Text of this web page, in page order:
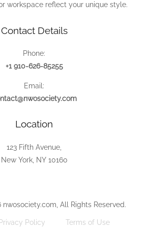
workspace reflect your unique style.
Contact Details
Phone:
+1 910-626-85255
Email:
Location
123 Fifth Avenue,
New York, NY 10160
All Rights Reserved.
Privacy Policy
Terms of Use